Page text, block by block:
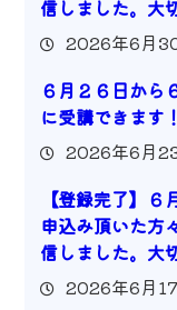
信しました。大
2026年6月
６月２６日から
に受講できます！
2026年6月
【登録完了】
申込み頂いた方
信しました。大
2026年6月